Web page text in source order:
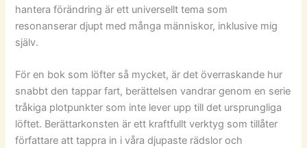
hantera förändring är ett universellt tema som
resonanserar djupt med många människor, inklusive mig
själv.
För en bok som löfter så mycket, är det överraskande hur
snabbt den tappar fart, berättelsen vandrar genom en serie
tråkiga plotpunkter som inte lever upp till det ursprungliga
löftet. Berättarkonsten är ett kraftfullt verktyg som tillåter
författare att tappra in i våra djupaste rädslor och